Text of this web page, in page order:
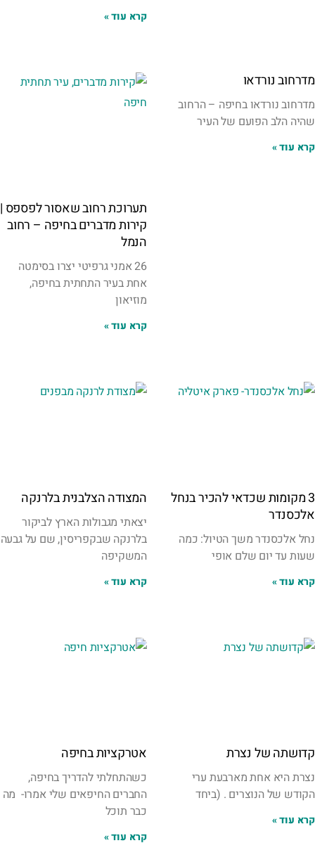
קרא עוד »
מדרחוב נורדאו
מדרחוב נורדאו בחיפה – הרחוב
שהיה הלב הפועם של העיר
קרא עוד »
תערוכת רחוב שאסור לפספס |
קירות מדברים בחיפה – רחוב
הנמל
26 אמני גרפיטי יצרו בסימטה
אחת בעיר התחתית בחיפה,
מוזיאון
קרא עוד »
3 מקומות שכדאי להכיר בנחל
אלכסנדר
נחל אלכסנדר משך הטיול: כמה
שעות עד יום שלם אופי
קרא עוד »
המצודה הצלבנית בלרנקה
יצאתי מגבולות הארץ לביקור
בלרנקה שבקפריסין, שם על גבעה
המשקיפה
קרא עוד »
קדושתה של נצרת
נצרת היא אחת מארבעת ערי
הקודש של הנוצרים . (ביחד
קרא עוד »
אטרקציות בחיפה
כשהתחלתי להדריך בחיפה,
החברים החיפאים שלי אמרו- מה
כבר תוכל
קרא עוד »